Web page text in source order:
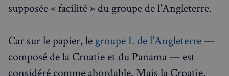
supposée « facilité » du groupe de l'Angleterre.
Car sur le papier, le groupe L de l'Angleterre—
composé de la Croatie et du Panama — est